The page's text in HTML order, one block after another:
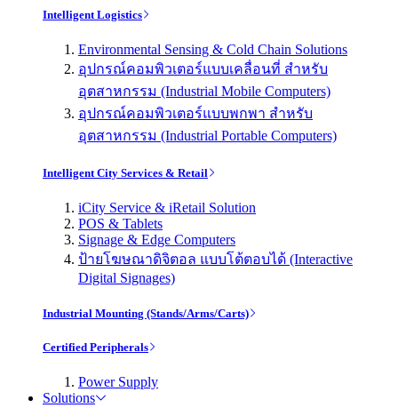
Intelligent Logistics
Environmental Sensing & Cold Chain Solutions
อุปกรณ์คอมพิวเตอร์แบบเคลื่อนที่ สำหรับ
อุตสาหกรรม (Industrial Mobile Computers)
อุปกรณ์คอมพิวเตอร์แบบพกพา สำหรับ
อุตสาหกรรม (Industrial Portable Computers)
Intelligent City Services & Retail
iCity Service & iRetail Solution
POS & Tablets
Signage & Edge Computers
ป้ายโฆษณาดิจิตอล แบบโต้ตอบได้ (Interactive
Digital Signages)
Industrial Mounting (Stands/Arms/Carts)
Certified Peripherals
Power Supply
Solutions